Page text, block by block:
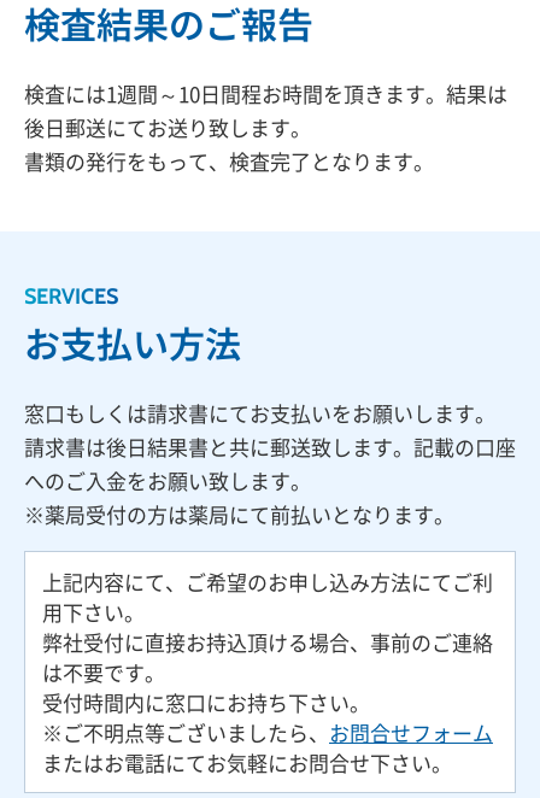
検査結果のご報告
検査には1週間～10日間程お時間を頂きます。結果は
後日郵送にてお送り致します。
書類の発行をもって、検査完了となります。
SERVICES
お支払い方法
窓口もしくは請求書にてお支払いをお願いします。
請求書は後日結果書と共に郵送致します。記載の口座
へのご入金をお願い致します。
※薬局受付の方は薬局にて前払いとなります。
上記内容にて、ご希望のお申し込み方法にてご利
用下さい。
弊社受付に直接お持込頂ける場合、事前のご連絡
は不要です。
受付時間内に窓口にお持ち下さい。
※ご不明点等ございましたら、 お問合せフォーム
またはお電話にてお気軽にお問合せ下さい。